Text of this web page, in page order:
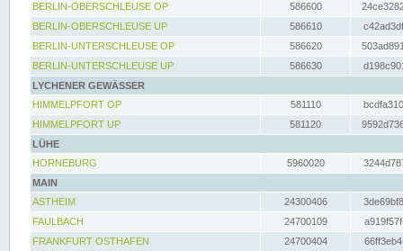
BERLIN-OBERSCHLEUSE OP
586600
BERLIN-OBERSCHLEUSE UP
586610
BERLIN-UNTERSCHLEUSE OP
586620
BERLIN-UNTERSCHLEUSE UP
586630
LYCHENER GEWÄSSER
HIMMELPFORT OP
581110
HIMMELPFORT UP
581120
LÜHE
HORNEBURG
5960020
MAIN
ASTHEIM
24300406
FAULBACH
24700109
FRANKFURT OSTHAFEN
24700404